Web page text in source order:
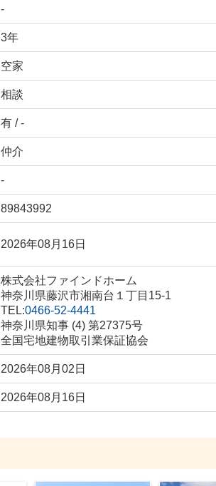
-
3年
空家
相談
有 / -
仲介
-
89843992
2026年08月16日
株式会社ファインドホーム
神奈川県藤沢市湘南台１丁目15-1
TEL:0466-52-4441
神奈川県知事 (4) 第27375号
全国宅地建物取引業保証協会
2026年08月02日
2026年08月16日